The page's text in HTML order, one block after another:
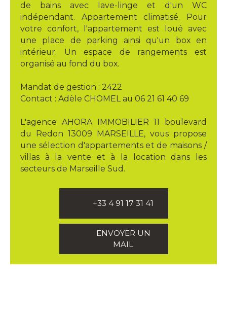
de bains avec lave-linge et d'un WC
indépendant. Appartement climatisé. Pour
votre confort, l'appartement est loué avec
une place de parking ainsi qu'un box en
intérieur. Un espace de rangements est
organisé au fond du box.
Mandat de gestion : 2422
Contact : Adèle CHOMEL au 06 21 61 40 69
L'agence AHORA IMMOBILIER 11 boulevard
du Redon 13009 MARSEILLE, vous propose
une sélection d'appartements et de maisons /
villas à la vente et à la location dans les
secteurs de Marseille Sud.
+33 4 91 17 31 41
ENVOYER UN
MAIL